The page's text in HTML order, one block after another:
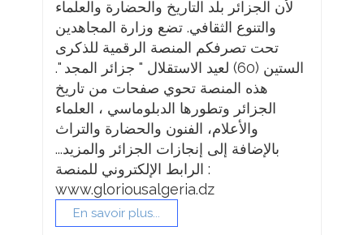
لأن الجزائر بلد التاريخ والحضارة والعلماء
والتنوع الثقافي. تضع وزارة المجاهدين
تحت تصرفكم المنصة الرقمية للذكرى
الستين (60) لعيد الاستقلال " جزائر المجد ".
هذه المنصة تحوي صفحات من تاريخ
الجزائر وتطورها الدبلوماسي ، العلماء
والأعلام، الفنون والحضارة والتراث
بالإضافة إلى إنجازات الجزائر والمزيد...
الرابط الإلكتروني للمنصة :
www.gloriousalgeria.dz
En savoir plus...